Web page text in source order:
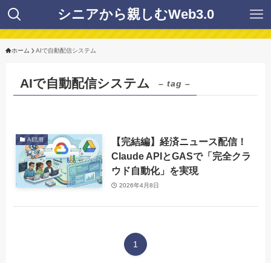
シニアから親しむWeb3.0
ホーム AIで自動配信システム
AIで自動配信システム – tag –
AI活用
【完結編】経済ニュース配信！
Claude APIとGASで「完全クラ
ウド自動化」を実現
2026年4月8日
1